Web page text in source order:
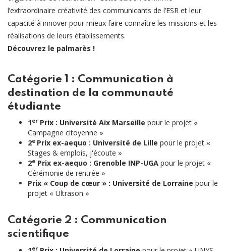
l’extraordinaire créativité des communicants de l’ESR et leur
capacité à innover pour mieux faire connaître les missions et les
réalisations de leurs établissements.
Découvrez le palmarès !
Catégorie 1 : Communication à
destination de la communauté
étudiante
1er Prix : Université Aix Marseille pour le projet «
Campagne citoyenne »
2e Prix ex-aequo : Université de Lille pour le projet «
Stages & emplois, j'écoute »
2e Prix ex-aequo : Grenoble INP-UGA pour le projet «
Cérémonie de rentrée »
Prix « Coup de cœur » : Université de Lorraine pour le
projet « Ultrason »
Catégorie 2 : Communication
scientifique
er